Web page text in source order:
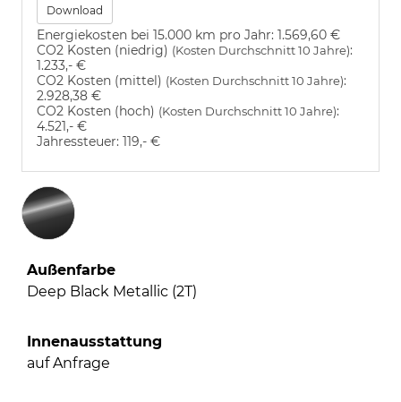
Download
Energiekosten bei 15.000 km pro Jahr: 1.569,60 €
CO2 Kosten (niedrig) (Kosten Durchschnitt 10 Jahre):
1.233,- €
CO2 Kosten (mittel) (Kosten Durchschnitt 10 Jahre):
2.928,38 €
CO2 Kosten (hoch) (Kosten Durchschnitt 10 Jahre):
4.521,- €
Jahressteuer: 119,- €
Außenfarbe
Deep Black Metallic (2T)
Innenausstattung
auf Anfrage